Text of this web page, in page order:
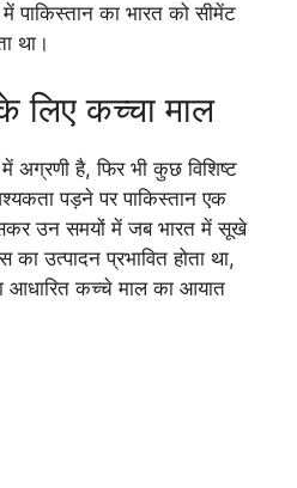
पाकिस्तान का भारत को सीमेंट
था।
लिए कच्चा माल
अग्रणी है, फिर भी कुछ विशिष्ट
पड़ने पर पाकिस्तान एक
उन समयों में जब भारत में सूखे
उत्पादन प्रभावित होता था,
आधारित कच्चे माल का आयात